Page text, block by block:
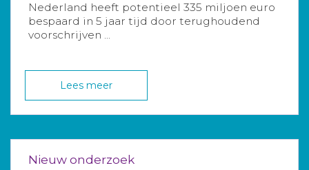
Nederland heeft potentieel 335 miljoen euro
bespaard in 5 jaar tijd door terughoudend
voorschrijven ...
Lees meer
Nieuw onderzoek